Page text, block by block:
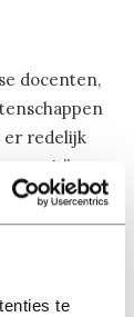
te
docenten,
er redelijk
uit”.
gebruikt,
en